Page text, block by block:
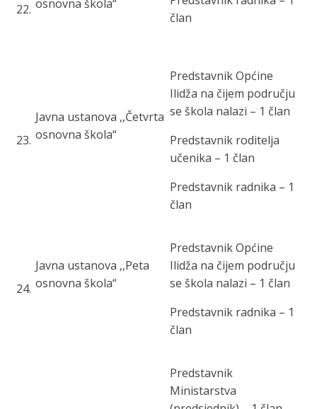
22. osnovna škola“
član
23.
Javna ustanova ,,Četvrta
osnovna škola“
Predstavnik Općine
Ilidža na čijem području
se škola nalazi – 1 član
Predstavnik roditelja
učenika – 1 član
Predstavnik radnika – 1
član
24.
Javna ustanova ,,Peta
osnovna škola“
Predstavnik Općine
Ilidža na čijem području
se škola nalazi – 1 član
Predstavnik radnika – 1
član
Predstavnik
Ministarstva